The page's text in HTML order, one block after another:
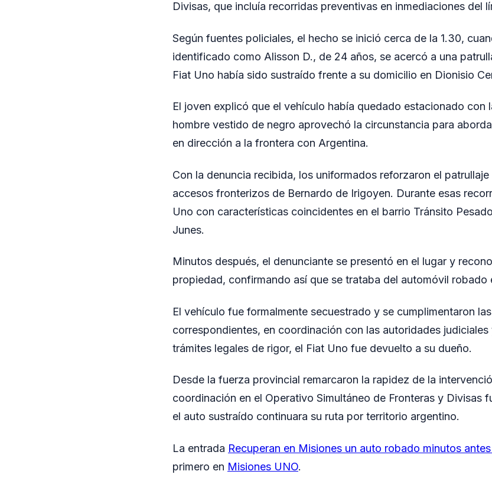
Divisas, que incluía recorridas preventivas en inmediaciones del
Según fuentes policiales, el hecho se inició cerca de la 1.30,
identificado como Alisson D., de 24 años, se acercó a una
Fiat Uno había sido sustraído frente a su domicilio en Dionisio
El joven explicó que el vehículo había quedado estacionado con
hombre vestido de negro aprovechó la circunstancia para
en dirección a la frontera con Argentina.
Con la denuncia recibida, los uniformados reforzaron el
accesos fronterizos de Bernardo de Irigoyen. Durante esas
Uno con características coincidentes en el barrio Tránsito
Junes.
Minutos después, el denunciante se presentó en el lugar y
propiedad, confirmando así que se trataba del automóvil robado
El vehículo fue formalmente secuestrado y se cumplimentaron
correspondientes, en coordinación con las autoridades
trámites legales de rigor, el Fiat Uno fue devuelto a su dueño.
Desde la fuerza provincial remarcaron la rapidez de la
coordinación en el Operativo Simultáneo de Fronteras y Divisas
el auto sustraído continuara su ruta por territorio argentino.
La entrada Recuperan en Misiones un auto robado minutos
primero en Misiones UNO.